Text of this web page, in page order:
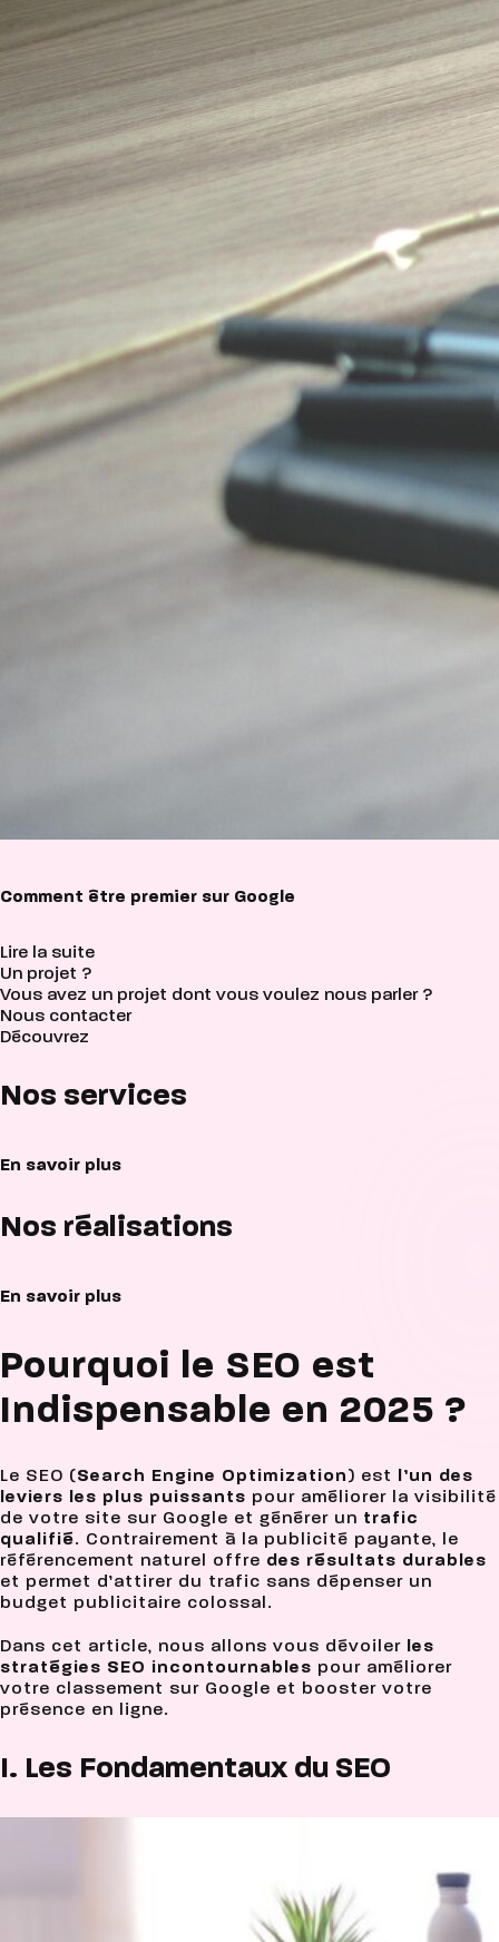
Comment être premier sur Google
Lire la suite
Un projet ?
Vous avez un projet dont vous voulez nous parler ?
Nous contacter
Découvrez
Nos services
En savoir plus
Nos réalisations
En savoir plus
Pourquoi le SEO est
Indispensable en 2025 ?
Le SEO (Search Engine Optimization) est
l’un des
leviers les plus puissants pour améliorer la visibilité
de votre site sur Google et générer un trafic
qualifié. Contrairement à la publicité payante, le
référencement naturel offre des résultats durables
et permet d’attirer du trafic sans dépenser un
budget publicitaire colossal.
Dans cet article, nous allons vous dévoiler
les
stratégies SEO incontournables pour améliorer
votre classement sur Google et booster votre
présence en ligne.
I. Les Fondamentaux du SEO